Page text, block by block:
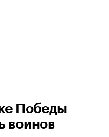
Победы
воинов